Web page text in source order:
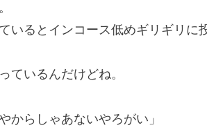
いるとインコース低めギリギリに
いるんだけどね。
からしゃあないやろがい」